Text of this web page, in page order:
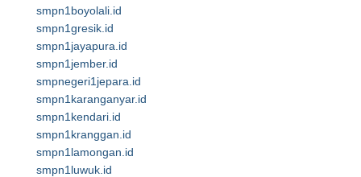
smpn1boyolali.id
smpn1gresik.id
smpn1jayapura.id
smpn1jember.id
smpnegeri1jepara.id
smpn1karanganyar.id
smpn1kendari.id
smpn1kranggan.id
smpn1lamongan.id
smpn1luwuk.id